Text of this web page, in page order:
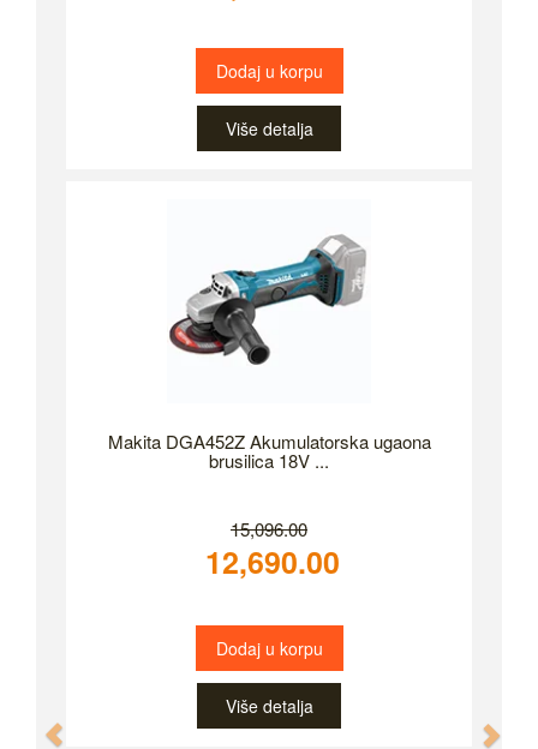
Dodaj u korpu
Više detalja
Makita DGA452Z Akumulatorska ugaona
brusilica 18V ...
15,096.00
12,690.00
Dodaj u korpu
Više detalja